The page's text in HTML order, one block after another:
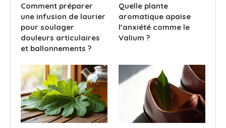
Comment préparer
une infusion de laurier
pour soulager
douleurs articulaires
et ballonnements ?
Quelle plante
aromatique apaise
l’anxiété comme le
Valium ?